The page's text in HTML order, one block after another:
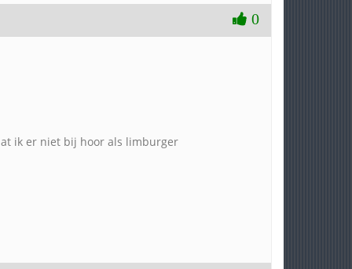
0
ik er niet bij hoor als limburger